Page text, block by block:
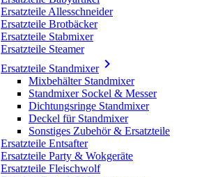
Ersatzteile Allesschneider
Ersatzteile Brotbäcker
Ersatzteile Stabmixer
Ersatzteile Steamer
Ersatzteile Standmixer
Mixbehälter Standmixer
Standmixer Sockel & Messer
Dichtungsringe Standmixer
Deckel für Standmixer
Sonstiges Zubehör & Ersatzteile
Ersatzteile Entsafter
Ersatzteile Party & Wokgeräte
Ersatzteile Fleischwolf